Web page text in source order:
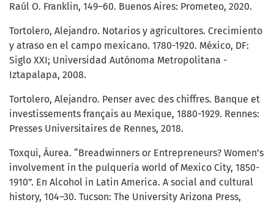
Raúl O. Franklin, 149–60. Buenos Aires: Prometeo, 2020.
Tortolero, Alejandro. Notarios y agricultores. Crecimiento
y atraso en el campo mexicano. 1780-1920. México, DF:
Siglo XXI; Universidad Autónoma Metropolitana -
Iztapalapa, 2008.
Tortolero, Alejandro. Penser avec des chiffres. Banque et
investissements français au Mexique, 1880-1929. Rennes:
Presses Universitaires de Rennes, 2018.
Toxqui, Áurea. “Breadwinners or Entrepreneurs? Women’s
involvement in the pulquería world of Mexico City, 1850-
1910”. En Alcohol in Latin America. A social and cultural
history, 104–30. Tucson: The University Arizona Press,